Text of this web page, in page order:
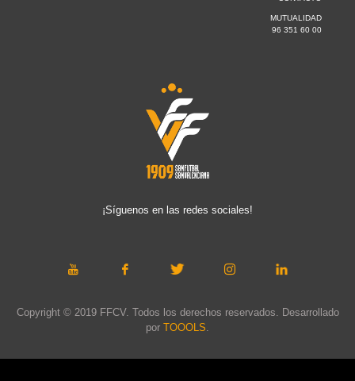
MUTUALIDAD
96 351 60 00
¡Síguenos en las redes sociales!
Copyright © 2019 FFCV. Todos los derechos reservados. Desarrollado
por TOOOLS